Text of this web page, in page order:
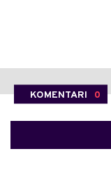
KOMENTARI 0